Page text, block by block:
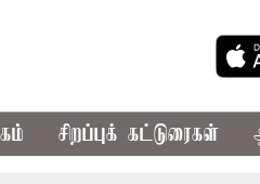
சிறப்புக் கட்டுரைகள்